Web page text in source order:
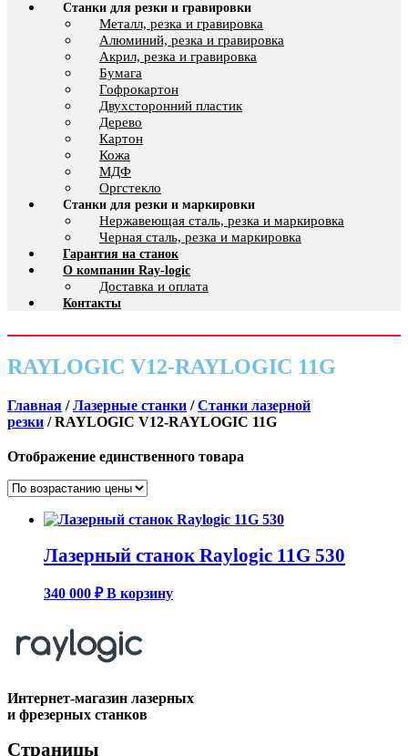
Станки для резки и гравировки
Металл, резка и гравировка
Алюминий, резка и гравировка
Акрил, резка и гравировка
Бумага
Гофрокартон
Двухсторонний пластик
Дерево
Картон
Кожа
МДФ
Оргстекло
Станки для резки и маркировки
Нержавеющая сталь, резка и маркировка
Черная сталь, резка и маркировка
Гарантия на станок
О компании Ray-logic
Доставка и оплата
Контакты
RAYLOGIC V12-RAYLOGIC 11G
Главная /Лазерные станки /Станки лазерной
резки / RAYLOGIC V12-RAYLOGIC 11G
Отображение единственного товара
Лазерный станок Raylogic 11G 530
340 000 ₽ В корзину
Интернет-магазин лазерных
и фрезерных станков
Страницы